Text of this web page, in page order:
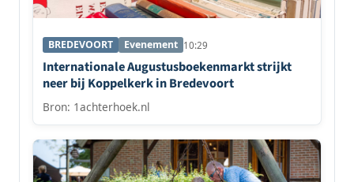
BREDEVOORT Evenement 10:29
Internationale Augustusboekenmarkt strijkt
neer bij Koppelkerk in Bredevoort
Bron: 1achterhoek.nl